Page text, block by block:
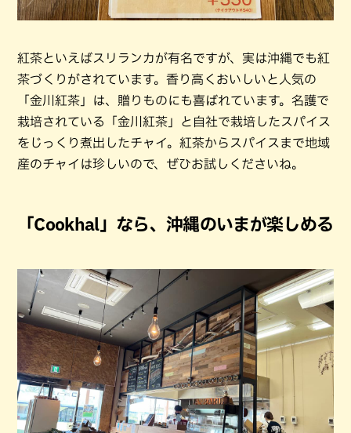
紅茶といえばスリランカが有名ですが、実は沖縄でも紅
茶づくりがされています。香り高くおいしいと人気の
「金川紅茶」は、贈りものにも喜ばれています。名護で
栽培されている「金川紅茶」と自社で栽培したスパイス
をじっくり煮出したチャイ。紅茶からスパイスまで地域
産のチャイは珍しいので、ぜひお試しくださいね。
「Cookhal」なら、沖縄のいまが楽しめる